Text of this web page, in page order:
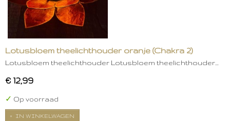
Lotusbloem theelichthouder oranje (Chakra 2)
Lotusbloem theelichthouder Lotusbloem theelichthouder…
€ 12,99
✓ Op voorraad
IN WINKELWAGEN